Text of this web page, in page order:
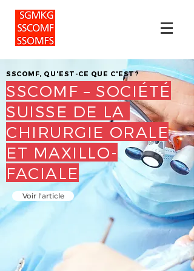
SSCOMF, QU'EST-CE QUE C'EST?
SSCOMF – SOCIÉTÉ
SUISSE DE LA
CHIRURGIE ORALE
ET MAXILLO-
FACIALE
Voir l'article